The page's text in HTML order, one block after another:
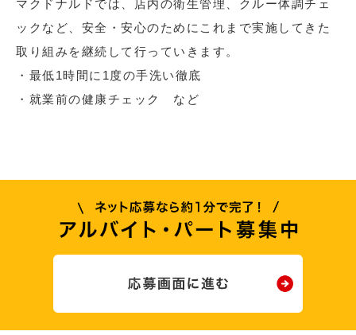
マクドナルドでは、店内の衛生管理、クルー体調チェ
ックなど、安全・安心のためにこれまで実施してきた
取り組みを継続して行っていきます。
・最低1時間に1度の手洗い徹底
・就業前の健康チェック など